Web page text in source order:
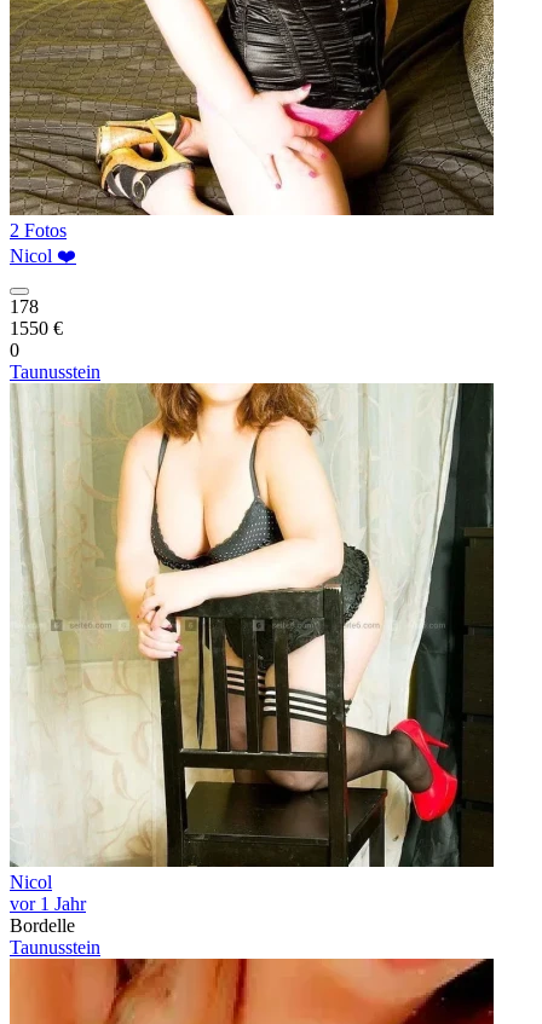
2 Fotos
Nicol ❤️
178
1550 €
0
Taunusstein
Nicol
vor 1 Jahr
Bordelle
Taunusstein